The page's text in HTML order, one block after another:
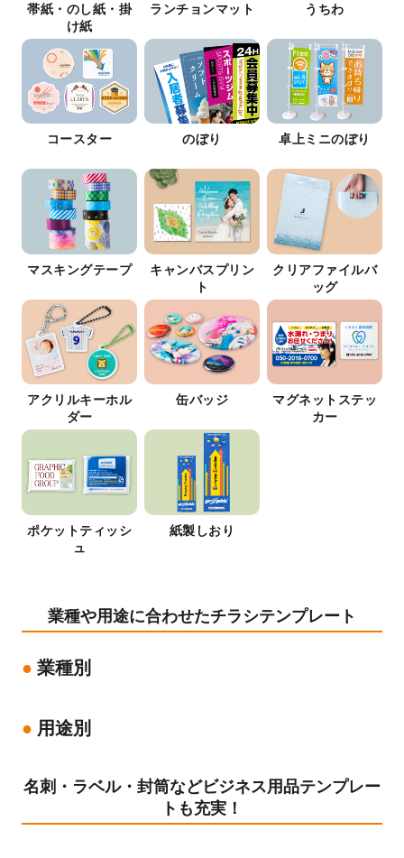
帯紙・のし紙・掛
け紙
ランチョンマット うちわ
コースター のぼり 卓上ミニのぼり
マスキングテープ
キャンバスプリン
ト
クリアファイルバ
ッグ
アクリルキーホル
ダー
缶バッジ
マグネットステッ
カー
ポケットティッシ
ュ
紙製しおり
業種や用途に合わせたチラシテンプレート
業種別
用途別
名刺・ラベル・封筒などビジネス用品テンプレー
トも充実！